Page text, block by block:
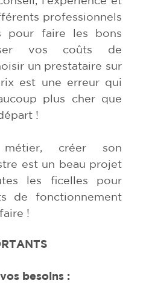
professionnels
pour faire les bons
vos coûts de
un prestataire sur
est une erreur qui
plus cher que
!
créer son
est un beau projet
les ficelles pour
de fonctionnement
!
besoins :